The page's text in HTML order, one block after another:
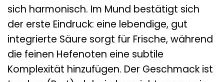
sich harmonisch. Im Mund bestätigt sich
der erste Eindruck: eine lebendige, gut
integrierte Säure sorgt für Frische, während
die feinen Hefenoten eine subtile
Komplexität hinzufügen. Der Geschmack ist